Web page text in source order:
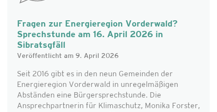
Fragen zur Energieregion Vorderwald?
Sprechstunde am 16. April 2026 in
Sibratsgfäll
Veröffentlicht am 9. April 2026
Seit 2016 gibt es in den neun Gemeinden der
Energieregion Vorderwald in unregelmäßigen
Abständen eine Bürgersprechstunde. Die
Ansprechpartnerin für Klimaschutz, Monika Forster,